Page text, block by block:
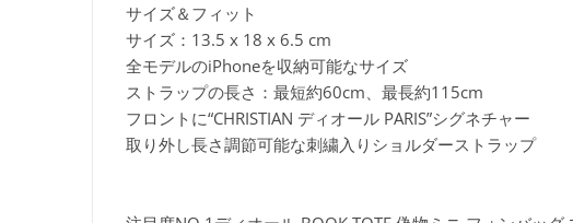
サイズ＆フィット
サイズ：13.5 x 18 x 6.5 cm
全モデルのiPhoneを収納可能なサイズ
ストラップの長さ：最短約60cm、最長約115cm
フロントに“CHRISTIAN ディオール PARIS”シグネチャー
取り外し長さ調節可能な刺繍入りショルダーストラップ